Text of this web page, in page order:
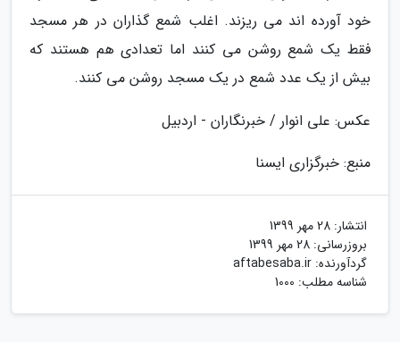
خود آورده اند می ریزند. اغلب شمع گذاران در هر مسجد
فقط یک شمع روشن می کنند اما تعدادی هم هستند که
بیش از یک عدد شمع در یک مسجد روشن می کنند.
عکس: علی انوار / خبرنگاران - اردبیل
منبع: خبرگزاری ایسنا
انتشار: 28 مهر 1399
بروزرسانی: 28 مهر 1399
گردآورنده: aftabesaba.ir
شناسه مطلب: 1000